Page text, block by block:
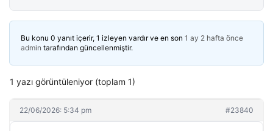
Bu konu 0 yanıt içerir, 1 izleyen vardır ve en son 1 ay 2 hafta önce
admin tarafından güncellenmiştir.
1 yazı görüntüleniyor (toplam 1)
22/06/2026: 5:34 pm #23840